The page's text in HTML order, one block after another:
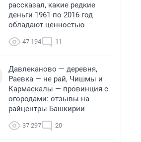
рассказал, какие редкие
деньги 1961 по 2016 год
обладают ценностью
47 194 11
Давлеканово — деревня,
Раевка — не рай, Чишмы и
Кармаскалы — провинция с
огородами: отзывы на
райцентры Башкирии
37 297 20